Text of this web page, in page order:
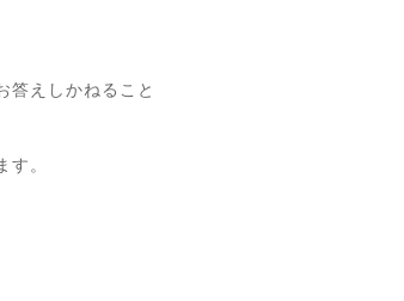
答えしかねること
。